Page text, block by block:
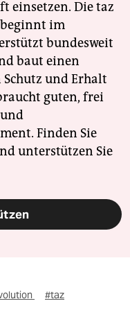
einsetzen. Die taz
im
bundesweit
baut einen
und Erhalt
guten, frei
Finden Sie
unterstützen Sie
#taz